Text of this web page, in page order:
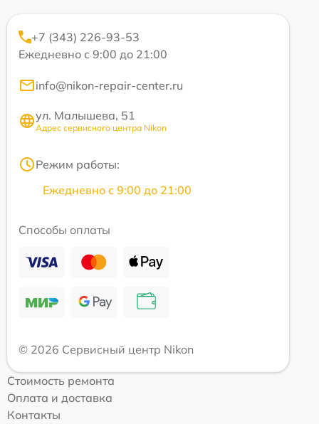
+7 (343) 226-93-53
Ежедневно с 9:00 до 21:00
info@nikon-repair-center.ru
ул. Малышева, 51
Адрес сервисного центра Nikon
Режим работы:
Ежедневно с 9:00 до 21:00
Способы оплаты
© 2026 Сервисный центр Nikon
Стоимость ремонта
Оплата и доставка
Контакты